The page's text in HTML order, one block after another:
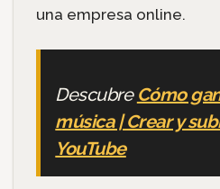
una empresa online.
Descubre Cómo
música | Crear y
YouTube